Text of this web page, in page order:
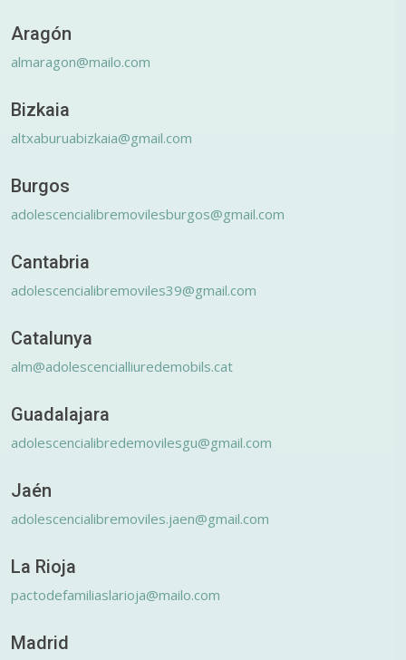
Aragón
almaragon@mailo.com
Bizkaia
altxaburuabizkaia@gmail.com
Burgos
adolescencialibremovilesburgos@gmail.com
Cantabria
adolescencialibremoviles39@gmail.com
Catalunya
alm@adolescencialliuredemobils.cat
Guadalajara
adolescencialibredemovilesgu@gmail.com
Jaén
adolescencialibremoviles.jaen@gmail.com
La Rioja
pactodefamiliaslarioja@mailo.com
Madrid